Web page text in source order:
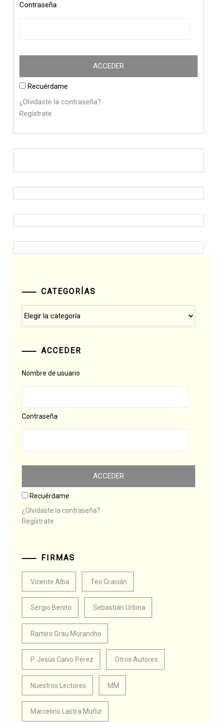
Contraseña
Recuérdame
¿Olvidaste la contraseña?
Regístrate
CATEGORÍAS
ACCEDER
Nombre de usuario
Contraseña
Recuérdame
¿Olvidaste la contraseña?
Regístrate
FIRMAS
Vicente Alba Teo Gracián
Sergio Benito Sebastián Urbina
Ramiro Grau Morancho
P. Jesús Calvo Pérez Otros Autores
Nuestros Lectores MM
Marcelino Lastra Muñiz